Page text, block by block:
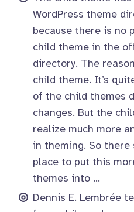
WordPress theme
because there is no
child theme in the
directory. The
child theme. It’s
of the child themes
changes. But the
realize much more
in theming. So there
place to put this
themes into …
Dennis E. Lembrée